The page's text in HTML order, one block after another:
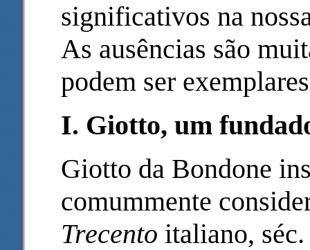
significativos na
As ausências são
podem ser
I. Giotto, um
Giotto da Bondone
comummente
Trecento italiano,